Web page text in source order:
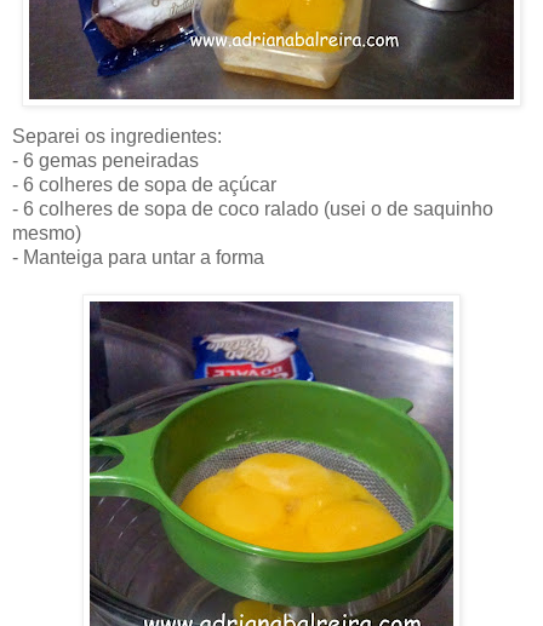
Separei os ingredientes:
- 6 gemas peneiradas
- 6 colheres de sopa de açúcar
- 6 colheres de sopa de coco ralado (usei o de saquinho
mesmo)
- Manteiga para untar a forma